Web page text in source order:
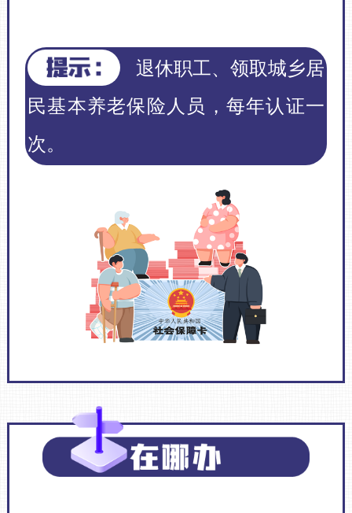
退休职工、领取城乡居
民基本养老保险人员，每年认证一
次。